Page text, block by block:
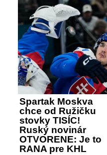
Spartak Moskva
chce od Ružičku
stovky TISÍC!
Ruský novinár
OTVORENE: Je to
RANA pre KHL